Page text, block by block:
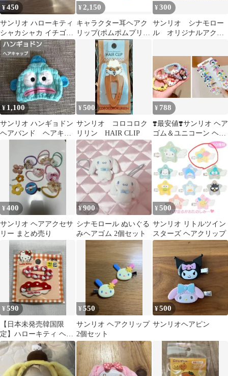
¥450
サンリオ ハローキティ
シャカシャカ イチゴヘ
アゴム
¥ 2,150
キャラクター耳ヘアク
リップ(ポムポムプリ
ン) ピューロランド
¥300
サンリオ シナモロー
ル オリジナルアクリ
¥ 1,100
サンリオ ハンギョドン
ヘアバンド ヘアキャ
¥500
サンリオ コロコロク
リリン HAIR CLIP
¥ 788
❣️最安値❣️サンリオ ヘア
ゴム＆ユニコーン ヘア
クリップ セット計15点
¥400
サンリオ ヘアアクセサ
リー まとめ売り
¥900
シナモロール ぬいぐる
みヘアゴム 2個セット
¥ 500
サンリオ リトルツイン
スターズ ヘアクリップ
¥590
【日本未発売韓国限
定】ハローキティ ヘア
ピンセット 赤と白
¥550
サンリオ ヘアクリップ
2個セット
¥500
サンリオヘアピン